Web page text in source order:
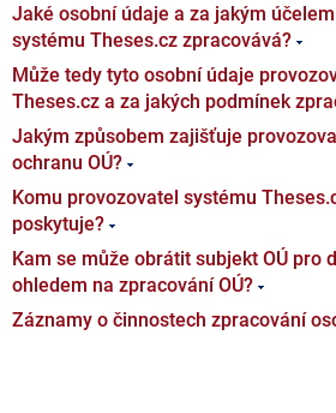
Jaké osobní údaje a za jakým
systému Theses.cz zpracovává?
Může tedy tyto osobní údaje
Theses.cz a za jakých podmínek
Jakým způsobem zajišťuje
ochranu OÚ?
Komu provozovatel systému
poskytuje?
Kam se může obrátit subjekt OÚ pro
ohledem na zpracování OÚ?
Záznamy o činnostech zpracování